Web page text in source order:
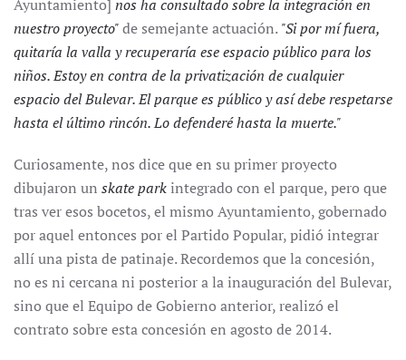
Ayuntamiento] nos ha consultado sobre la integración en
nuestro proyecto"de semejante actuación."Si por mí fuera,
quitaría la valla y recuperaría ese espacio público para los
niños. Estoy en contra de la privatización de cualquier
espacio del Bulevar. El parque es público y así debe respetarse
hasta el último rincón. Lo defenderé hasta la muerte."
Curiosamente, nos dice que en su primer proyecto
dibujaron un skate parkintegrado con el parque, pero que
tras ver esos bocetos, el mismo Ayuntamiento, gobernado
por aquel entonces por el Partido Popular, pidió integrar
allí una pista de patinaje. Recordemos que la concesión,
no es ni cercana ni posterior a la inauguración del Bulevar,
sino que el Equipo de Gobierno anterior, realizó el
contrato sobre esta concesión en agosto de 2014.